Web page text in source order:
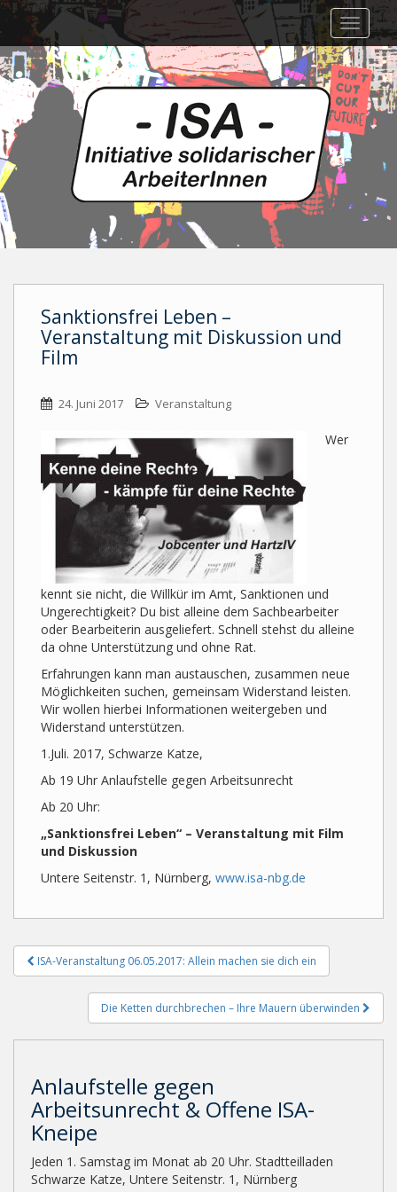
main
content
Sanktionsfrei Leben –
Veranstaltung mit Diskussion und
Film
24. Juni 2017 Veranstaltung
Wer
kennt sie nicht, die Willkür im Amt, Sanktionen und
Ungerechtigkeit? Du bist alleine dem Sachbearbeiter
oder Bearbeiterin ausgeliefert. Schnell stehst du alleine
da ohne Unterstützung und ohne Rat.
Erfahrungen kann man austauschen, zusammen neue
Möglichkeiten suchen, gemeinsam Widerstand leisten.
Wir wollen hierbei Informationen weitergeben und
Widerstand unterstützen.
1.Juli. 2017, Schwarze Katze,
Ab 19 Uhr Anlaufstelle gegen Arbeitsunrecht
Ab 20 Uhr:
„Sanktionsfrei Leben“ – Veranstaltung mit Film
und Diskussion
Untere Seitenstr. 1, Nürnberg, www.isa-nbg.de
Beitragsnavigation
ISA-Veranstaltung 06.05.2017: Allein machen sie dich ein
Die Ketten durchbrechen – Ihre Mauern überwinden
Anlaufstelle gegen
Arbeitsunrecht & Offene ISA-
Kneipe
Jeden 1. Samstag im Monat ab 20 Uhr. Stadtteilladen
Schwarze Katze, Untere Seitenstr. 1, Nürnberg